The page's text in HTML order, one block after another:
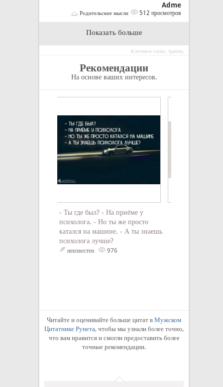
Adme
Родительские мысли 512 просмотров
Показать больше
Ключевое слово: тратить
Рекомендации
На основе ваших интересов.
- Ты где был? - На приёме у
психолога. - Но ты же просто
катался на машине. - А ты знаешь
психолога лучше?
неизвестен 976
Читайте и оценивайте больше цитат в Мужском
Цитатнике Рунета, чтобы мы узнали более точно,
что вам нравится и смогли предоставить более
точные рекомендации.